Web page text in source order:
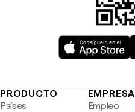
PRODUCTO
Países
EMPRESA
Empleo